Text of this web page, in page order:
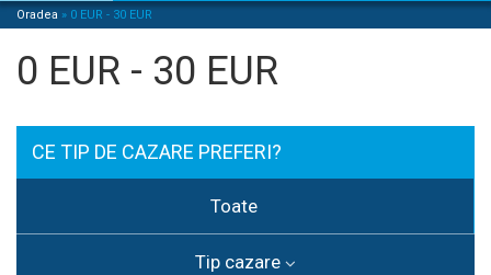
Oradea » 0 EUR - 30 EUR
0 EUR - 30 EUR
CE TIP DE CAZARE PREFERI?
Toate
Tip cazare